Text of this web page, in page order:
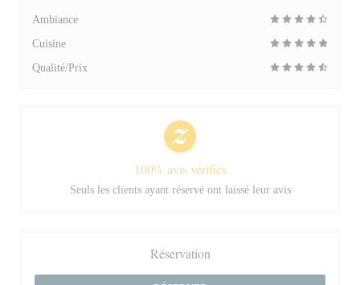
Ambiance
Cuisine
Qualité/Prix
100% avis vérifiés
Seuls les clients ayant réservé ont laissé leur avis
Réservation